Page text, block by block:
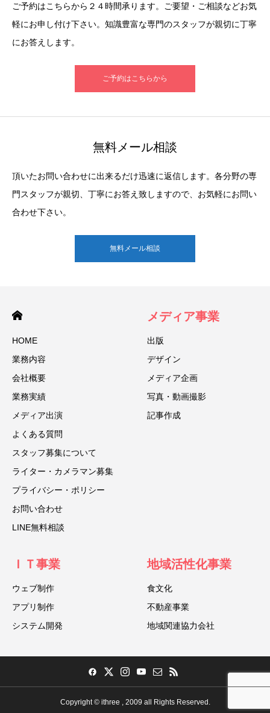
ご予約はこちらから２４時間承ります。ご要望・ご相談などお気
軽にお申し付け下さい。知識豊富な専門のスタッフが親切に丁寧
にお答えします。
ご予約はこちらから
無料メール相談
頂いたお問い合わせに出来るだけ迅速に返信します。各分野の専
門スタッフが親切、丁寧にお答え致しますので、お気軽にお問い
合わせ下さい。
無料メール相談
HOME
業務内容
会社概要
業務実績
メディア出演
よくある質問
スタッフ募集について
ライター・カメラマン募集
プライバシー・ポリシー
お問い合わせ
LINE無料相談
メディア事業
出版
デザイン
メディア企画
写真・動画撮影
記事作成
ＩＴ事業
ウェブ制作
アプリ制作
システム開発
地域活性化事業
食文化
不動産事業
地域関連協力会社
Copyright © ithree , 2009 all Rights Reserved.